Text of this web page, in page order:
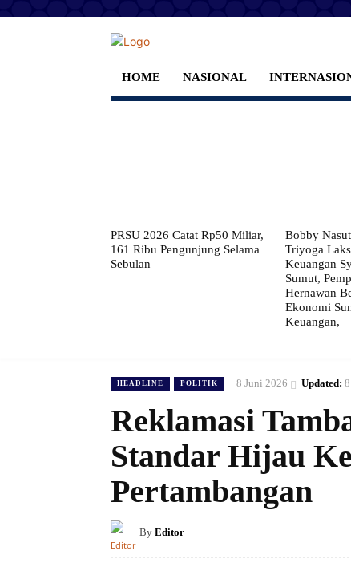
HOME NASIONAL
PRSU 2026 Catat Rp50 Miliar,
161 Ribu Pengunjung Selama
Sebulan
Bobby
Triyoga
Keuangan
Sumut,
Hernawan
Ekonomi
Keuangan,
HEADLINE POLITIK 8 Juni 2026 Updated:
Reklamasi
Standar Hijau
Pertambangan
By Editor